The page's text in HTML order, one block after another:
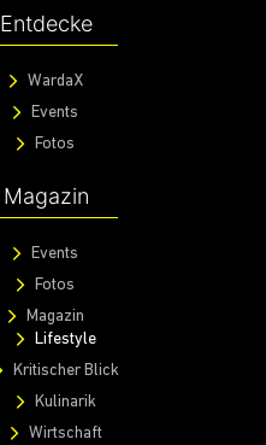
Entdecke
WardaX
Events
Fotos
Magazin
Events
Fotos
Magazin
Lifestyle
Kritischer Blick
Kulinarik
Wirtschaft